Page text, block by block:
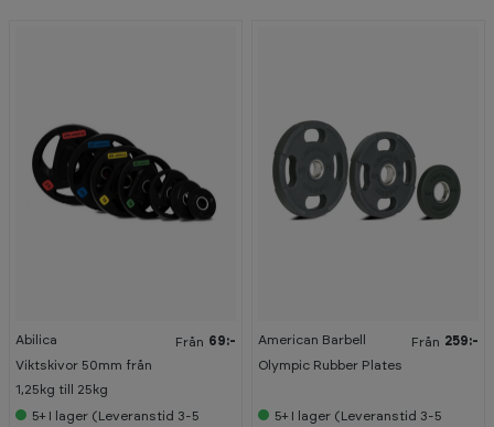
Abilica
Viktskivor 50mm från
1,25kg till 25kg
Från 69:-
5+ I lager (Leveranstid 3-5
American Barbell
Olympic Rubber Plates
Från 259:-
5+ I lager (Leveranstid 3-5